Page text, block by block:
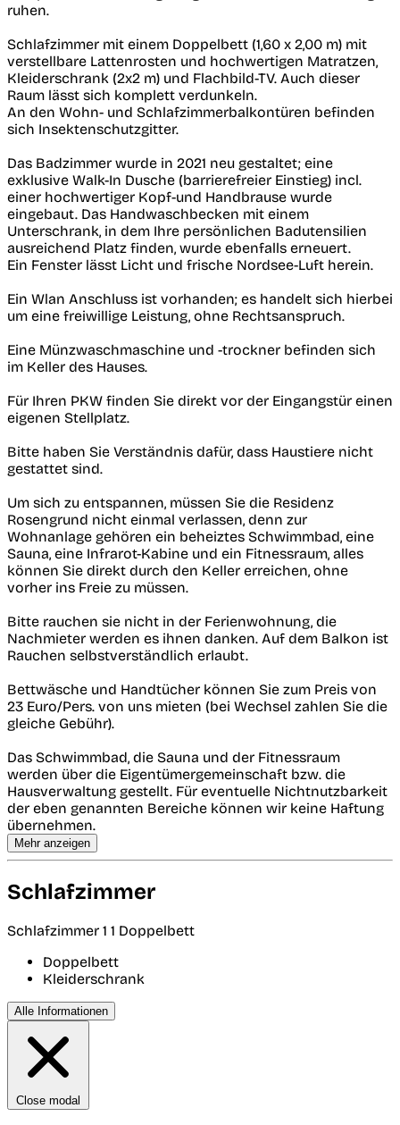
ruhen.
Schlafzimmer mit einem Doppelbett (1,60 x 2,00 m) mit
verstellbare Lattenrosten und hochwertigen Matratzen,
Kleiderschrank (2x2 m) und Flachbild-TV. Auch dieser
Raum lässt sich komplett verdunkeln.
An den Wohn- und Schlafzimmerbalkontüren befinden
sich Insektenschutzgitter.
Das Badzimmer wurde in 2021 neu gestaltet; eine
exklusive Walk-In Dusche (barrierefreier Einstieg) incl.
einer hochwertiger Kopf-und Handbrause wurde
eingebaut. Das Handwaschbecken mit einem
Unterschrank, in dem Ihre persönlichen Badutensilien
ausreichend Platz finden, wurde ebenfalls erneuert.
Ein Fenster lässt Licht und frische Nordsee-Luft herein.
Ein Wlan Anschluss ist vorhanden; es handelt sich hierbei
um eine freiwillige Leistung, ohne Rechtsanspruch.
Eine Münzwaschmaschine und -trockner befinden sich
im Keller des Hauses.
Für Ihren PKW finden Sie direkt vor der Eingangstür einen
eigenen Stellplatz.
Bitte haben Sie Verständnis dafür, dass Haustiere nicht
gestattet sind.
Um sich zu entspannen, müssen Sie die Residenz
Rosengrund nicht einmal verlassen, denn zur
Wohnanlage gehören ein beheiztes Schwimmbad, eine
Sauna, eine Infrarot-Kabine und ein Fitnessraum, alles
können Sie direkt durch den Keller erreichen, ohne
vorher ins Freie zu müssen.
Bitte rauchen sie nicht in der Ferienwohnung, die
Nachmieter werden es ihnen danken. Auf dem Balkon ist
Rauchen selbstverständlich erlaubt.
Bettwäsche und Handtücher können Sie zum Preis von
23 Euro/Pers. von uns mieten (bei Wechsel zahlen Sie die
gleiche Gebühr).
Das Schwimmbad, die Sauna und der Fitnessraum
werden über die Eigentümergemeinschaft bzw. die
Hausverwaltung gestellt. Für eventuelle Nichtnutzbarkeit
der eben genannten Bereiche können wir keine Haftung
übernehmen.
Mehr anzeigen
Schlafzimmer
Schlafzimmer 1 1 Doppelbett
Doppelbett
Kleiderschrank
Alle Informationen
Close modal